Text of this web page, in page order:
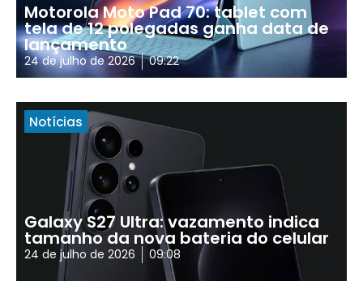
Motorola Moto Pad 70: tablet com
tela de 12 polegadas ganha data de
lançamento
24 de julho de 2026 09:22
Notícias
Galaxy S27 Ultra: vazamento indica
tamanho da nova bateria do celular
24 de julho de 2026 09:08